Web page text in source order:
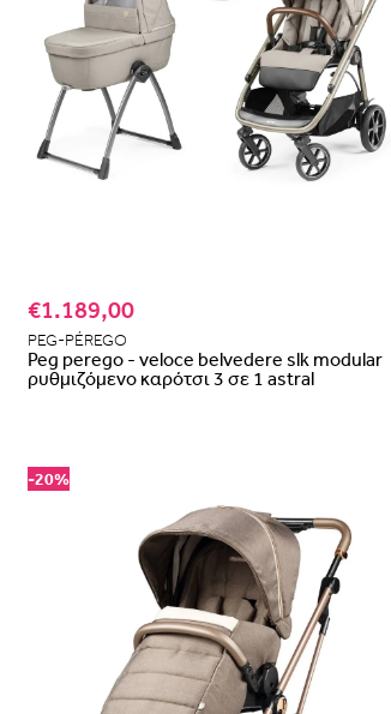
€1.189,00
PEG-PÉREGO
Peg perego - veloce belvedere slk modular
ρυθμιζόμενο καρότσι 3 σε 1 astral
-20%